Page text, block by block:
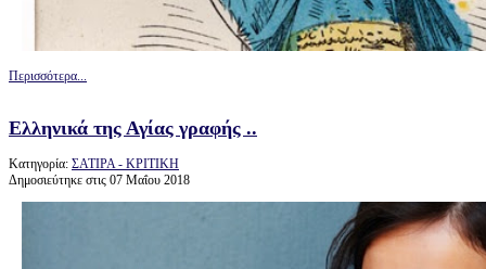
Περισσότερα...
Ελληνικά της Αγίας γραφής ..
Κατηγορία: ΣΑΤΙΡΑ - ΚΡΙΤΙΚΗ
Δημοσιεύτηκε στις 07 Μαΐου 2018